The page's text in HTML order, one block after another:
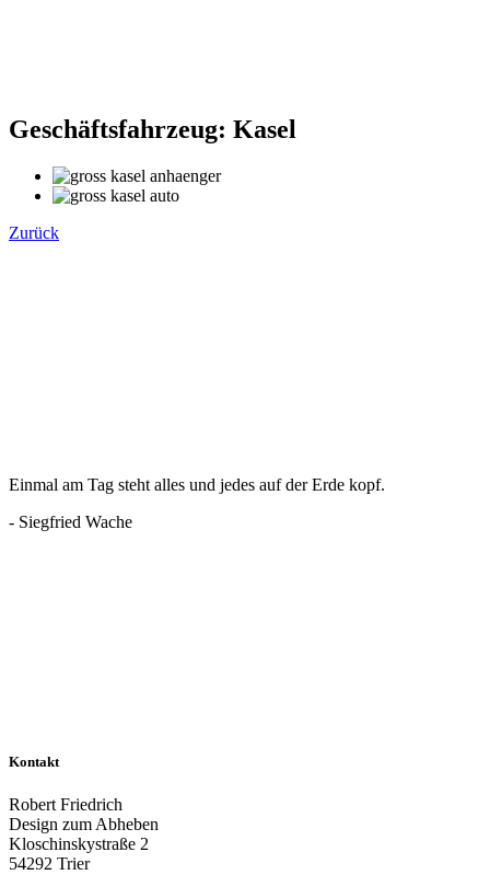
Geschäftsfahrzeug: Kasel
Zurück
Einmal am Tag steht alles und jedes auf der Erde kopf.
- Siegfried Wache
Kontakt
Robert Friedrich
Design zum Abheben
Kloschinskystraße 2
54292 Trier